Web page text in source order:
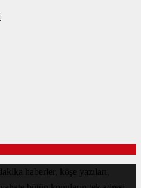
haberler, köşe yazıları,